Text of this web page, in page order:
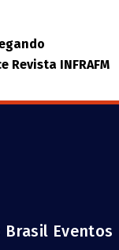
Revista INFRAFM
Eventos